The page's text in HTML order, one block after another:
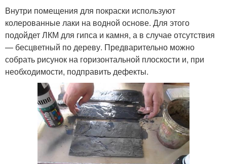
Внутри помещения для покраски используют
колерованные лаки на водной основе. Для этого
подойдет ЛКМ для гипса и камня, а в случае отсутствия
— бесцветный по дереву. Предварительно можно
собрать рисунок на горизонтальной плоскости и, при
необходимости, подправить дефекты.